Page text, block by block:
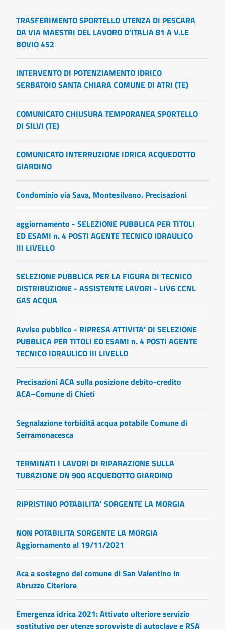
TRASFERIMENTO SPORTELLO UTENZA DI PESCARA
DA VIA MAESTRI DEL LAVORO D’ITALIA 81 A V.LE
BOVIO 452
INTERVENTO DI POTENZIAMENTO IDRICO
SERBATOIO SANTA CHIARA COMUNE DI ATRI (TE)
COMUNICATO CHIUSURA TEMPORANEA SPORTELLO
DI SILVI (TE)
COMUNICATO INTERRUZIONE IDRICA ACQUEDOTTO
GIARDINO
Condominio via Sava, Montesilvano. Precisazioni
aggiornamento - SELEZIONE PUBBLICA PER TITOLI
ED ESAMI n. 4 POSTI AGENTE TECNICO IDRAULICO
III LIVELLO
SELEZIONE PUBBLICA PER LA FIGURA DI TECNICO
DISTRIBUZIONE - ASSISTENTE LAVORI - LIV6 CCNL
GAS ACQUA
Avviso pubblico - RIPRESA ATTIVITA’ DI SELEZIONE
PUBBLICA PER TITOLI ED ESAMI n. 4 POSTI AGENTE
TECNICO IDRAULICO III LIVELLO
Precisazioni ACA sulla posizione debito-credito
ACA–Comune di Chieti
Segnalazione torbidità acqua potabile Comune di
Serramonacesca
TERMINATI I LAVORI DI RIPARAZIONE SULLA
TUBAZIONE DN 900 ACQUEDOTTO GIARDINO
RIPRISTINO POTABILITA' SORGENTE LA MORGIA
NON POTABILITA SORGENTE LA MORGIA
Aggiornamento al 19/11/2021
Aca a sostegno del comune di San Valentino in
Abruzzo Citeriore
Emergenza idrica 2021: Attivato ulteriore servizio
sostitutivo per utenze sprovviste di autoclave e RSA